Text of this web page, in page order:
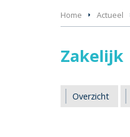
Home Actueel
Zakelijk
Overzicht